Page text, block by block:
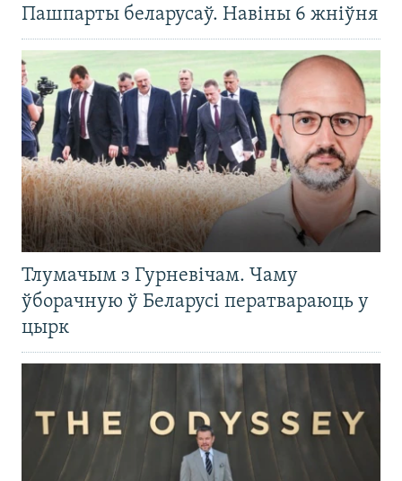
Пашпарты беларусаў. Навіны 6 жніўня
Тлумачым з Гурневічам. Чаму
ўборачную ў Беларусі ператвараюць у
цырк